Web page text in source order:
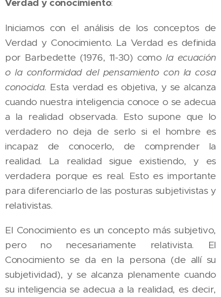
Verdad y conocimiento
Iniciamos con el análisis de los conceptos de
Verdad y Conocimiento. La Verdad es definida
por Barbedette (1976, 11-30) como la ecuación
o la conformidad del pensamiento con la cosa
conocida. Esta verdad es objetiva, y se alcanza
cuando nuestra inteligencia conoce o se adecua
a la realidad observada. Esto supone que lo
verdadero no deja de serlo si el hombre es
incapaz de conocerlo, de comprender la
realidad. La realidad sigue existiendo, y es
verdadera porque es real. Esto es importante
para diferenciarlo de las posturas subjetivistas y
relativistas.
El Conocimiento es un concepto más subjetivo,
pero no necesariamente relativista. El
Conocimiento se da en la persona (de allí su
subjetividad), y se alcanza plenamente cuando
su inteligencia se adecua a la realidad, es decir,